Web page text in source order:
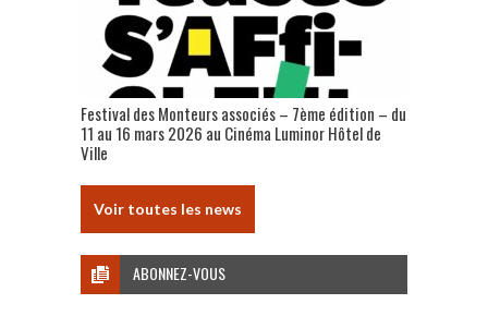
Festival des Monteurs associés – 7ème édition – du
11 au 16 mars 2026 au Cinéma Luminor Hôtel de
Ville
Voir toutes les news
ABONNEZ-VOUS